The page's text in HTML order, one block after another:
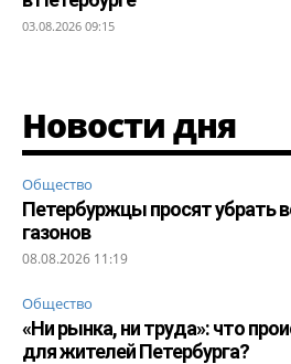
03.08.2026 09:15
Новости дня
Общество
Петербуржцы просят убрать
газонов
08.08.2026 11:19
Общество
«Ни рынка, ни труда»: что
для жителей Петербурга?